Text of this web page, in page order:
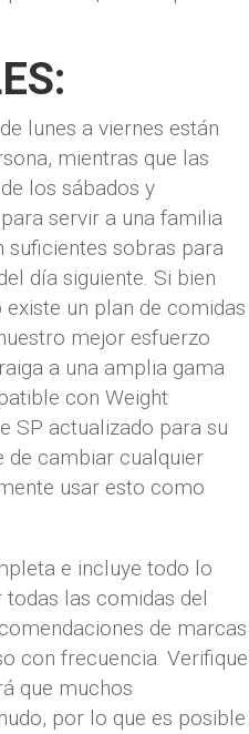
lunes a viernes están
mientras que las
los sábados y
servir a una familia
suficientes sobras para
día siguiente. Si bien
un plan de comidas
mejor esfuerzo
a una amplia gama
con Weight
SP actualizado para su
de cambiar cualquier
usar esto como
e incluye todo lo
las comidas del
de marcas
con frecuencia. Verifique
que muchos
por lo que es posible